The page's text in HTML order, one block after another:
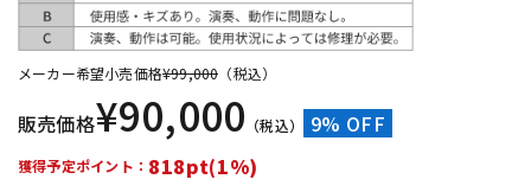
メーカー希望小売価格¥99,000 （税込）
販売価格¥90,000 （税込） 9% OFF
獲得予定ポイント： 818pt(1%)